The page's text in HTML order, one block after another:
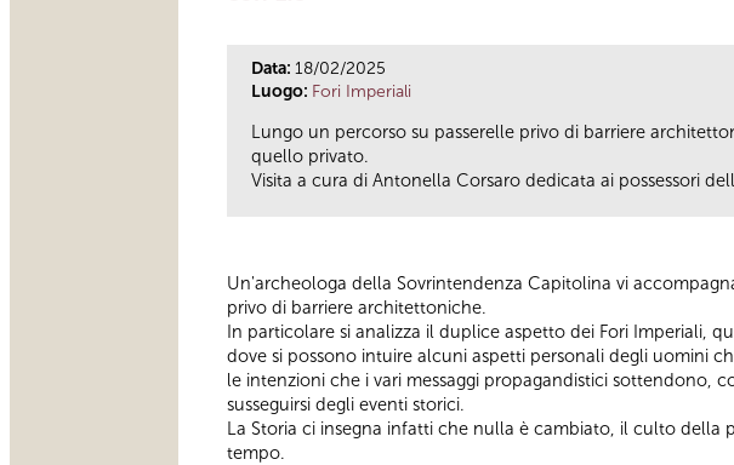
Data: 18/02/2025
Luogo: Fori Imperiali
Lungo un percorso su passerelle privo di barriere
quello privato.
Visita a cura di Antonella Corsaro dedicata ai possessori
Un'archeologa della Sovrintendenza Capitolina vi
privo di barriere architettoniche.
In particolare si analizza il duplice aspetto dei Fori Imperiali,
dove si possono intuire alcuni aspetti personali degli uomini
le intenzioni che i vari messaggi propagandistici sottendono,
susseguirsi degli eventi storici.
La Storia ci insegna infatti che nulla è cambiato, il culto della
tempo.